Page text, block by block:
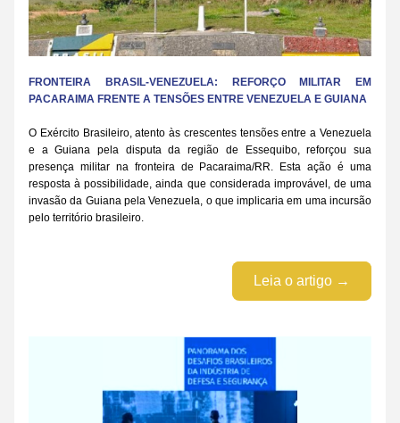
FRONTEIRA BRASIL-VENEZUELA: REFORÇO MILITAR EM
PACARAIMA FRENTE A TENSÕES ENTRE VENEZUELA E GUIANA
O Exército Brasileiro, atento às crescentes tensões entre a Venezuela
e a Guiana pela disputa da região de Essequibo, reforçou sua
presença militar na fronteira de Pacaraima/RR. Esta ação é uma
resposta à possibilidade, ainda que considerada improvável, de uma
invasão da Guiana pela Venezuela, o que implicaria em uma incursão
pelo território brasileiro.
Leia o artigo →